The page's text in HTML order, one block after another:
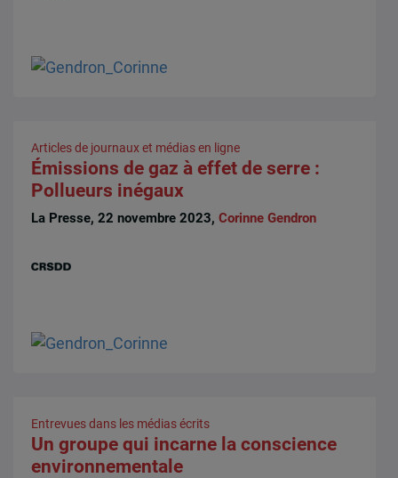
Articles de journaux et médias en ligne
Émissions de gaz à effet de serre :
Pollueurs inégaux
La Presse, 22 novembre 2023,Corinne Gendron
Entrevues dans les médias écrits
Un groupe qui incarne la conscience
environnementale